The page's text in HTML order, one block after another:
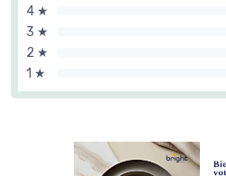
4 ★
3 ★
2 ★
1 ★